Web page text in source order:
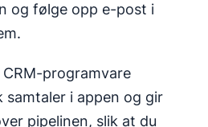
og følge opp e-post i
programvare
samtaler i appen og gir
pipelinen, slik at du